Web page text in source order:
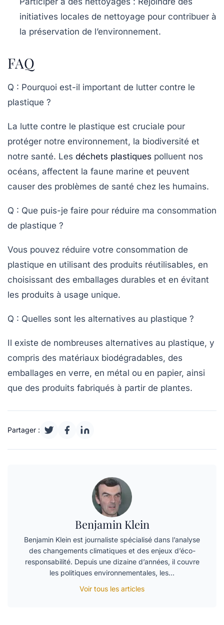
initiatives locales de nettoyage pour contribuer à
la préservation de l’environnement.
FAQ
Q : Pourquoi est-il important de lutter contre le
plastique ?
La lutte contre le plastique est cruciale pour
protéger notre environnement, la biodiversité et
notre santé. Les déchets plastiques polluent nos
océans, affectent la faune marine et peuvent
causer des problèmes de santé chez les humains.
Q : Que puis-je faire pour réduire ma consommation
de plastique ?
Vous pouvez réduire votre consommation de
plastique en utilisant des produits réutilisables, en
choisissant des emballages durables et en évitant
les produits à usage unique.
Q : Quelles sont les alternatives au plastique ?
Il existe de nombreuses alternatives au plastique, y
compris des matériaux biodégradables, des
emballages en verre, en métal ou en papier, ainsi
que des produits fabriqués à partir de plantes.
Partager :
Benjamin Klein
Benjamin Klein est journaliste spécialisé dans l’analyse
des changements climatiques et des enjeux d’éco-
responsabilité. Depuis une dizaine d’années, il couvre
les politiques environnementales, les…
Voir tous les articles